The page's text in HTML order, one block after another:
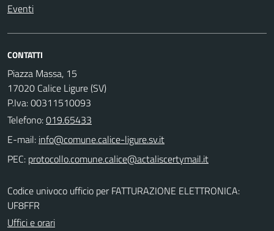
Eventi
CONTATTI
Piazza Massa, 15
17020 Calice Ligure (SV)
P.Iva: 00311510093
Telefono:019.65433
E-mail:
PEC:
Codice univoco ufficio per FATTURAZIONE ELETTRONICA:
UF8FFR
Uffici e orari